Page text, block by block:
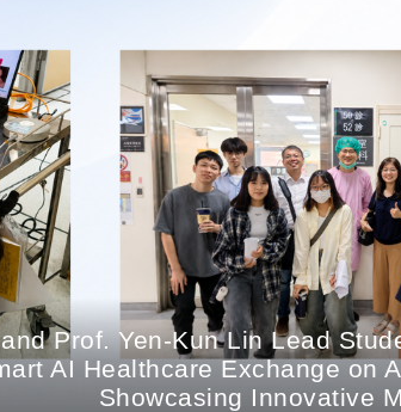
Prof. Yen-Kun Lin Lead
AI Healthcare Exchange on
Showcasing Innovative